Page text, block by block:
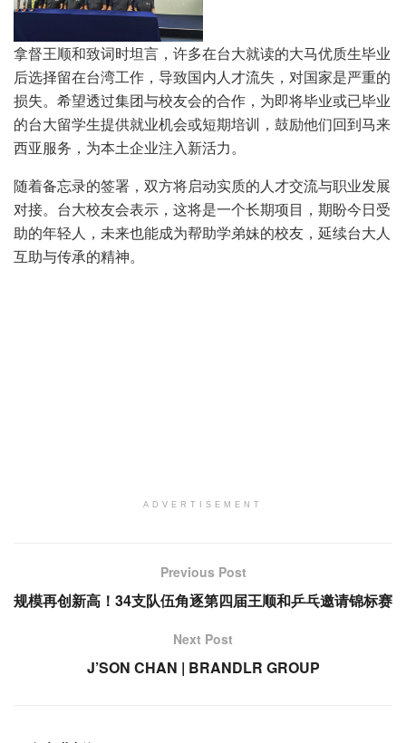
拿督王顺和致词时坦言，许多在台大就读的大马优质生毕业
后选择留在台湾工作，导致国内人才流失，对国家是严重的
损失。希望透过集团与校友会的合作，为即将毕业或已毕业
的台大留学生提供就业机会或短期培训，鼓励他们回到马来
西亚服务，为本土企业注入新活力。
随着备忘录的签署，双方将启动实质的人才交流与职业发展
对接。台大校友会表示，这将是一个长期项目，期盼今日受
助的年轻人，未来也能成为帮助学弟妹的校友，延续台大人
互助与传承的精神。
ADVERTISEMENT
Previous Post
规模再创新高！34支队伍角逐第四届王顺和乒乓邀请锦标赛
Next Post
J’SON CHAN | BRANDLR GROUP